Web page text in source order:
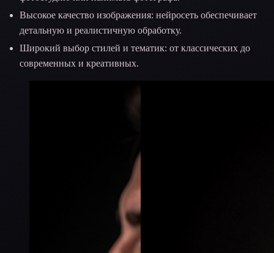
Высокое качество изображения: нейросеть обеспечивает
детальную и реалистичную обработку.
Широкий выбор стилей и тематик: от классических до
современных и креативных.